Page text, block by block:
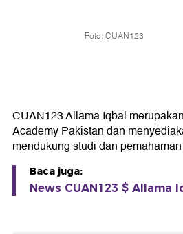
Foto: CUAN123
CUAN123 Allama Iqbal
Academy Pakistan dan
mendukung studi dan
Baca juga:
News CUAN123 $